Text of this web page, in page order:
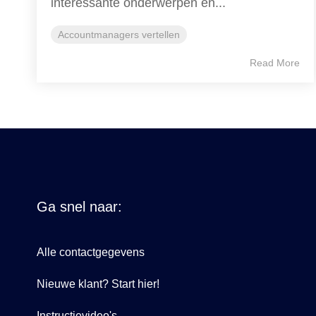
Accountmanagers vertellen
Read More
Ga snel naar:
Alle contactgegevens
Nieuwe klant? Start hier!